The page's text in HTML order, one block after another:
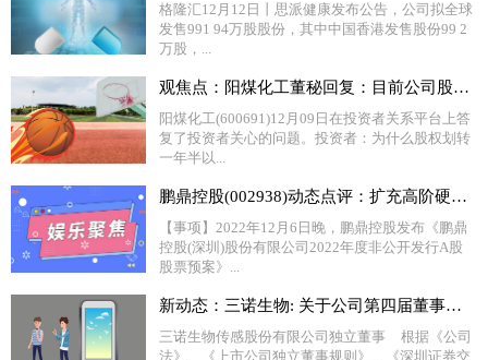
格隆汇12月12日丨思派健康发布公告，公司拟全球
发售991 94万股股份，其中中国香港发售股份99 2
万股，...
观焦点：阳煤化工董秘回复：目前公司股权转让事项正在积极推进，如有进展公司将第一时间进行披露
阳煤化工(600691)12月09日在投资者关系平台上答
复了投资者关心的问题。投资者：为什么股权划转
一年半以...
鹏鼎控股(002938)动态点评：扩充高阶硬板产能 精准卡位需求核心_世界独家
【事项】2022年12月6日晚，鹏鼎控股发布《鹏鼎
控股(深圳)股份有限公司2022年度非公开发行A股
股票预案》...
新动态：三诺生物: 关于公司第四届董事会第二十六次会议相关事项的事前认可意见
三诺生物传感股份有限公司独立董事 根据《公司
法》、《上市公司独立董事规则》、《深圳证券交